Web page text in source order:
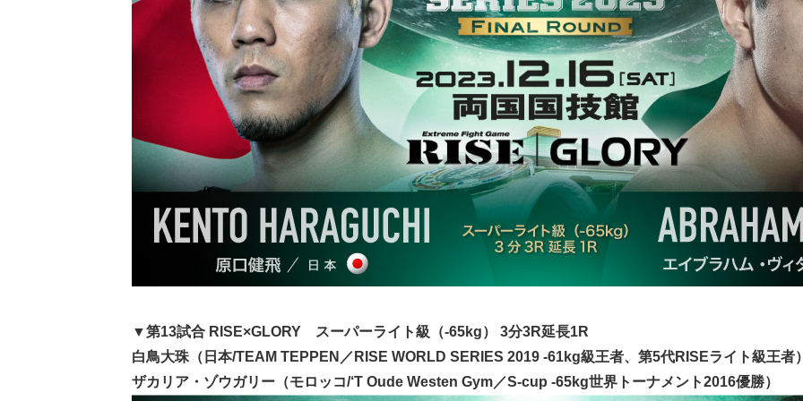
▼第13試合 RISE×GLORY スーパーライト級（-65kg） 3分3R延長1R
白鳥大珠（日本/TEAM TEPPEN／RISE WORLD SERIES 2019 -61kg級王者、第5代RISEライト級王者
ザカリア・ゾウガリー（モロッコ/‘T Oude Westen Gym／S-cup -65kg世界トーナメント2016優勝）